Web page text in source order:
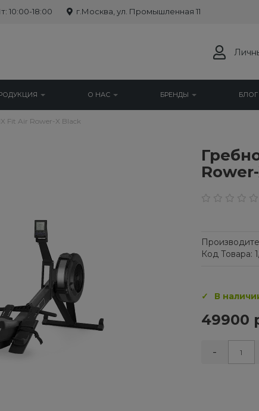
10:00-18:00 г.Москва, ул. Промышленная 11
О НАС БРЕНДЫ БЛОГ
Fit Air Rower-X Black
Код Товара:
В
49900
-